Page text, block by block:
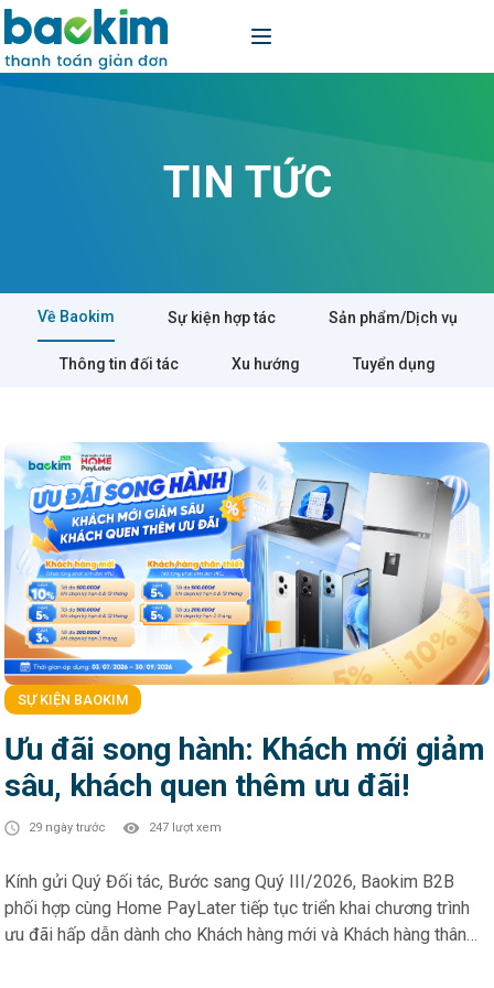
TIN TỨC
Về Baokim Sự kiện hợp tác Sản phẩm/Dịch vụ
Thông tin đối tác Xu hướng Tuyển dụng
SỰ KIỆN BAOKIM
Ưu đãi song hành: Khách mới giảm
sâu, khách quen thêm ưu đãi!
29 ngày trước 247 lượt xem
Kính gửi Quý Đối tác, Bước sang Quý III/2026, Baokim B2B
phối hợp cùng Home PayLater tiếp tục triển khai chương trình
ưu đãi hấp dẫn dành cho Khách hàng mới và Khách hàng thân